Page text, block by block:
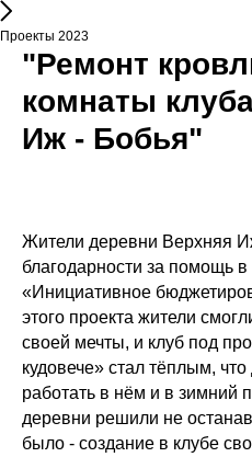
Проекты 2023
"Ремонт
комнаты
Иж - Бобья"
Жители деревни Верхняя
благодарности за помощь
«Инициативное
этого проекта жители
своей мечты, и клуб под
кудовече» стал тёплым,
работать в нём и в зимний
деревни решили не
было - создание в клубе